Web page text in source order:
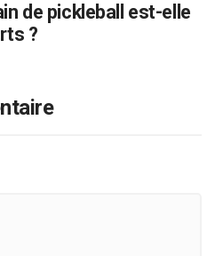
de pickleball est-elle
?